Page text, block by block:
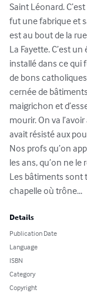
Saint Léonard.
fut une fabrique et
est au bout de la
La Fayette. C’est
installé dans ce qui
de bons
cernée de
maigrichon et
mourir. On va
avait résisté aux
Nos profs qu’on
les ans, qu’on ne
Les bâtiments sont
chapelle où trône...
Details
Publication Date
Language
ISBN
Category
Copyright